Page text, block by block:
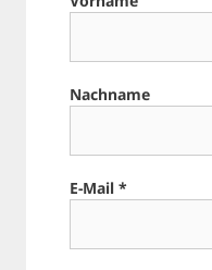
Nachname
E-Mail *